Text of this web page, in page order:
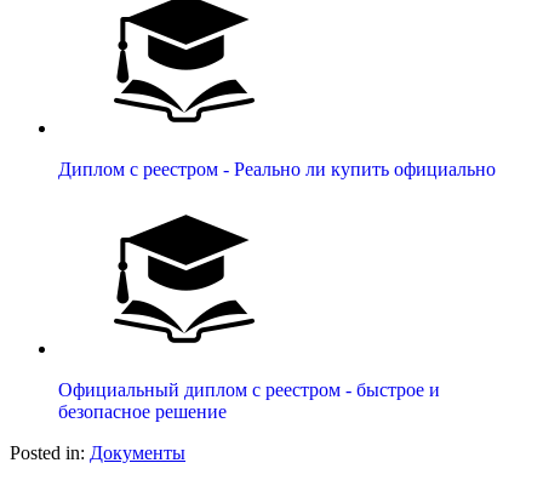
Диплом с реестром - Реально ли купить официально
Официальный диплом с реестром - быстрое и
безопасное решение
Posted in: Документы